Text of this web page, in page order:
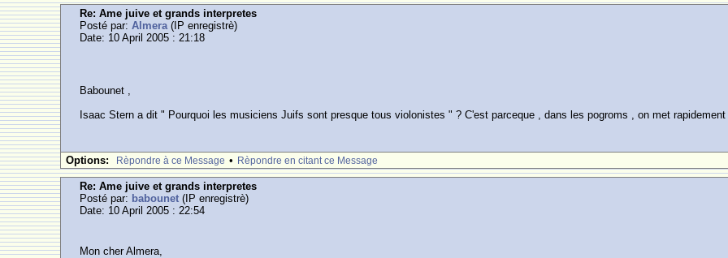
Re: Ame juive et grands interpretes
Posté par:Almera(IP enregistrè)
Date: 10 April 2005 : 21:18
Babounet ,
Isaac Stern a dit " Pourquoi les musiciens Juifs sont presque tous violonistes " ? C'est parceque , dans les pogroms , on met
Options: Rèpondre à ce Message • Rèpondre en citant ce Message
Re: Ame juive et grands interpretes
Posté par: babounet (IP enregistrè)
Date: 10 April 2005 : 22:54
Mon cher Almera,